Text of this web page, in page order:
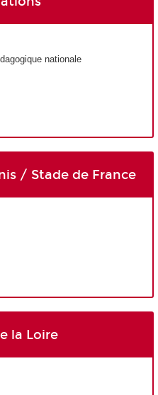
nationale
/ Stade de France
la Loire